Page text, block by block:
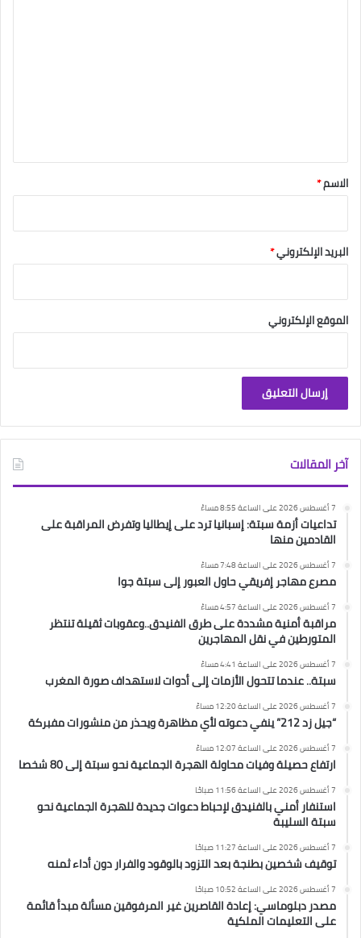
*
الاسم*
البريد الإلكتروني*
الموقع الإلكتروني
آخر المقالات
7 أغسطس 2026 على الساعة 8:55 مساءً
تداعيات أزمة سبتة: إسبانيا ترد على إيطاليا وتفرض المراقبة على
القادمين منها
7 أغسطس 2026 على الساعة 7:48 مساءً
مصرع مهاجر إفريقي حاول العبور إلى سبتة جوا
7 أغسطس 2026 على الساعة 4:57 مساءً
مراقبة أمنية مشددة على طرق الفنيدق..وعقوبات ثقيلة تنتظر
المتورطين في نقل المهاجرين
7 أغسطس 2026 على الساعة 4:41 مساءً
سبتة.. عندما تتحول الأزمات إلى أدوات لاستهداف صورة المغرب
7 أغسطس 2026 على الساعة 12:20 مساءً
“جيل زد 212” ينفي دعوته لأي مظاهرة ويحذر من منشورات مفبركة
7 أغسطس 2026 على الساعة 12:07 مساءً
ارتفاع حصيلة وفيات محاولة الهجرة الجماعية نحو سبتة إلى 80 شخصا
7 أغسطس 2026 على الساعة 11:56 صباحًا
استنفار أمني بالفنيدق لإحباط دعوات جديدة للهجرة الجماعية نحو
سبتة السليبة
7 أغسطس 2026 على الساعة 11:27 صباحًا
توقيف شخصين بطنجة بعد التزود بالوقود والفرار دون أداء ثمنه
7 أغسطس 2026 على الساعة 10:52 صباحًا
مصدر دبلوماسي: إعادة القاصرين غير المرفوقين مسألة مبدأ قائمة
على التعليمات الملكية